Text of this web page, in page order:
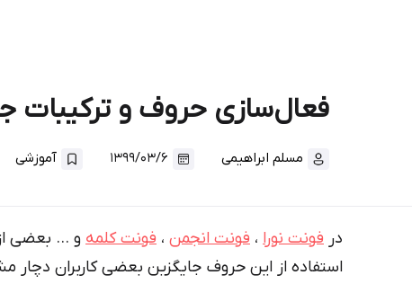
فعال‌سازی حروف و ترکیبات
مسلم ابراهیمی ۱۳۹۹/۰۳/۶ آموزشی
در فونت‌ نورا ، فونت‌ انجمن ، فونت کلمه و … بعضی
استفاده از این حروف جایگزین بعضی کاربران دچار